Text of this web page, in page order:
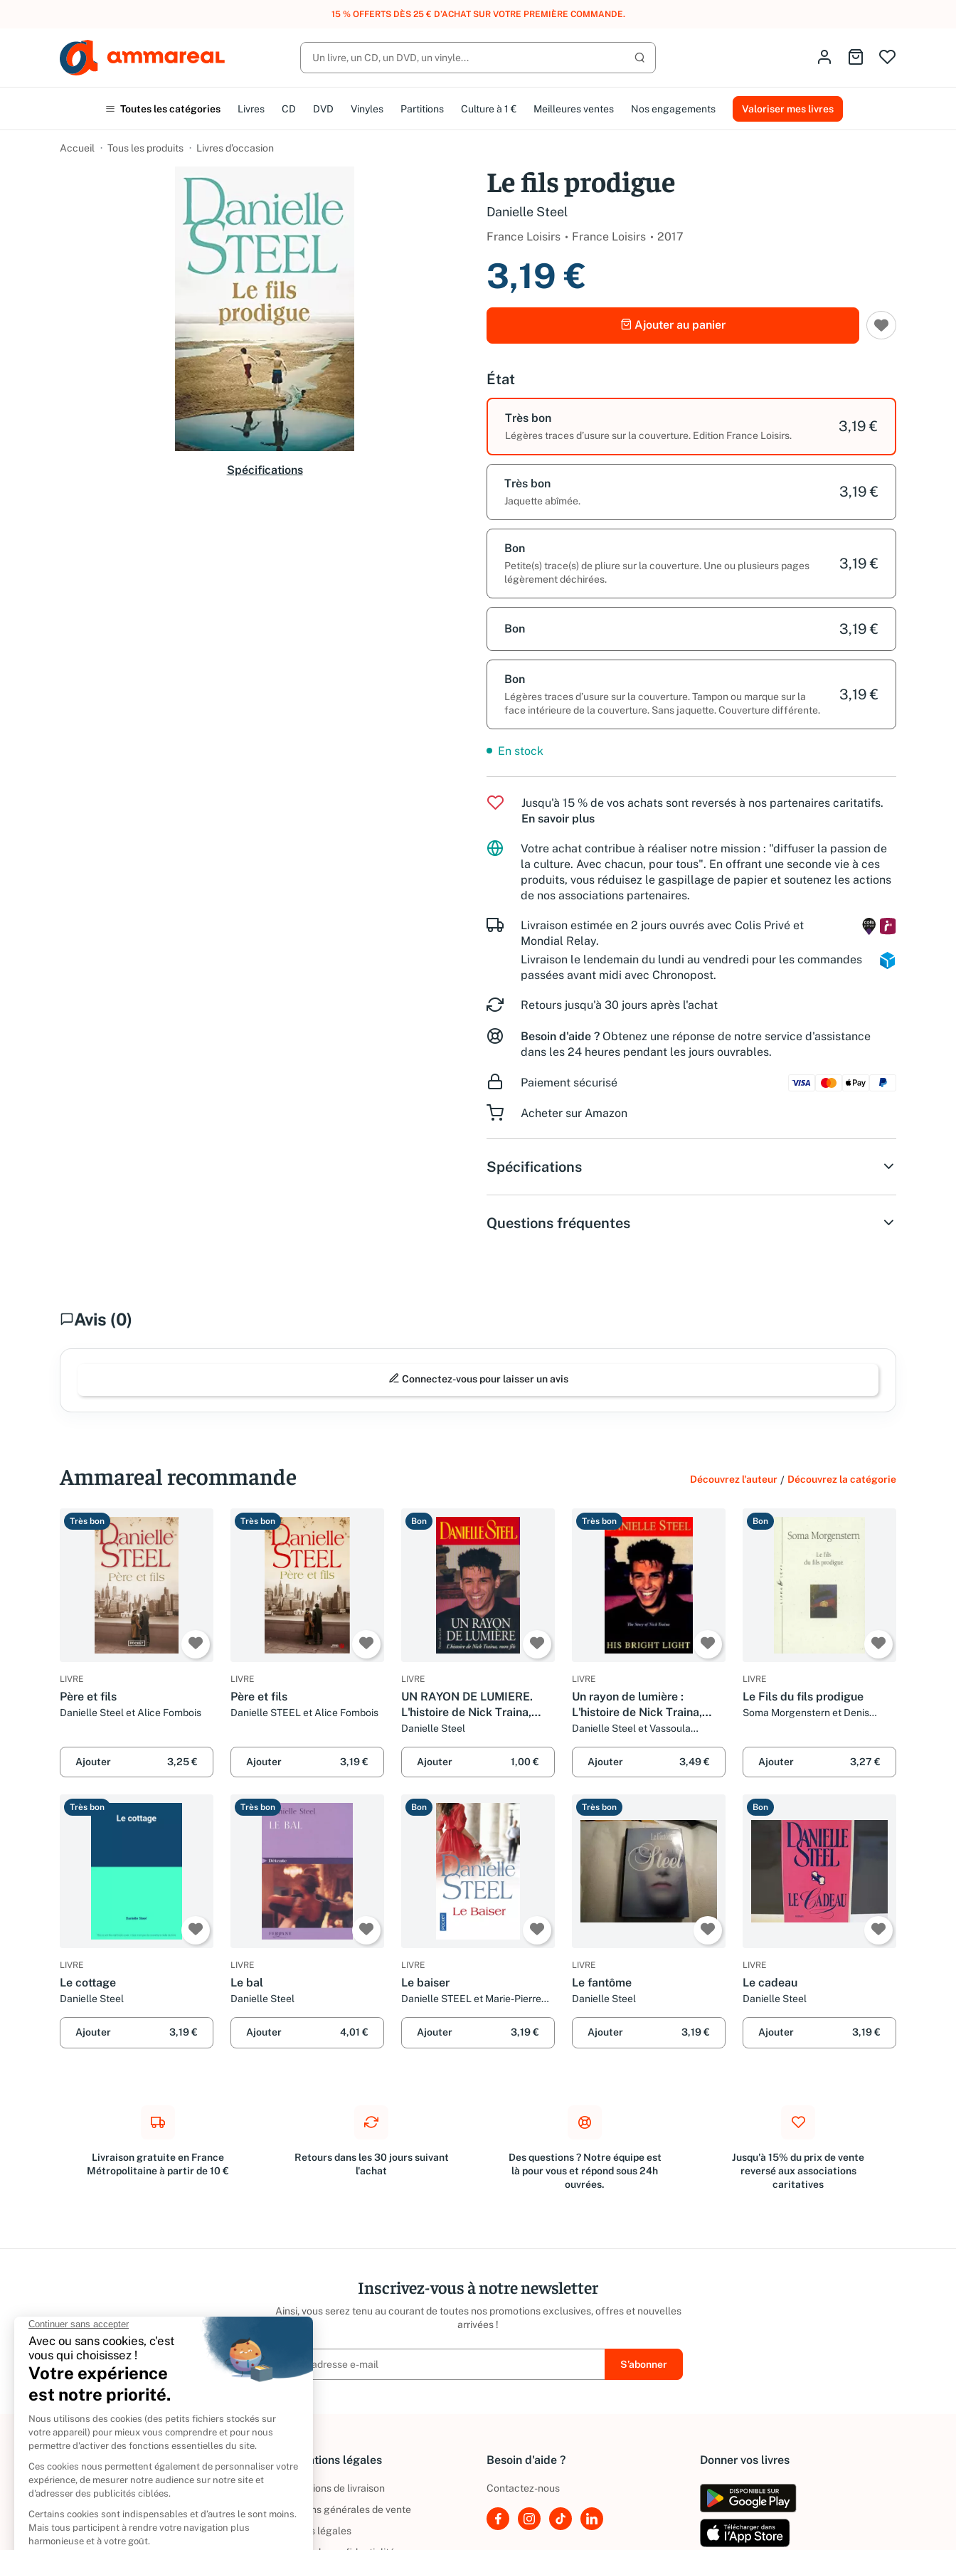
UN ACHAT, DES POINTS, DES RÉCOMPENSES :REJOIGNEZ GRATUITEMENT LE CLUB AMMAREAL.
Lancer la recherche
Identifiez-vousAller au panier
Toutes les catégories Livres CD DVD Vinyles Partitions Culture à 1 € Meilleures ventes Nos engagements Valoriser mes livres
Accueil Tous les produits Livres d’occasion
Spécifications
Le fils prodigue
Danielle Steel
France Loisirs France Loisirs 2017
3,19 €
Ajouter au panier
État
Très bon
Légères traces d’usure sur la couverture. Edition France Loisirs.
3,19 €
Très bon
Jaquette abîmée.
3,19 €
Bon
Petite(s) trace(s) de pliure sur la couverture. Une ou plusieurs pages
légèrement déchirées.
3,19 €
Bon 3,19 €
Bon
Légères traces d’usure sur la couverture. Tampon ou marque sur la
face intérieure de la couverture. Sans jaquette. Couverture différente.
3,19 €
En stock
Jusqu'à 15 % de vos achats sont reversés à nos partenaires caritatifs.
En savoir plus
Votre achat contribue à réaliser notre mission : "diffuser la passion de
la culture. Avec chacun, pour tous". En offrant une seconde vie à ces
produits, vous réduisez le gaspillage de papier et soutenez les actions
de nos associations partenaires.
Livraison estimée en 2 jours ouvrés avec Colis Privé et
Mondial Relay.
Livraison le lendemain du lundi au vendredi pour les commandes
passées avant midi avec Chronopost.
Retours jusqu'à 30 jours après l'achat
Besoin d'aide ? Obtenez une réponse de notre service d'assistance
dans les 24 heures pendant les jours ouvrables.
Paiement sécurisé
Acheter sur Amazon
Spécifications
Questions fréquentes
Avis (0)
Connectez-vous pour laisser un avis
Ammareal recommande Découvrez l'auteur / Découvrez la catégorie
Très bon
LIVRE
Père et fils
Danielle Steel et Alice Fombois
Ajouter 3,25 €
Très bon
LIVRE
Père et fils
Danielle STEEL et Alice Fombois
Ajouter 3,19 €
Bon
LIVRE
UN RAYON DE LUMIERE.
L'histoire de Nick Traina,
mon fils
Danielle Steel
Ajouter 1,00 €
Très bon
LIVRE
Un rayon de lumière :
L'histoire de Nick Traina,
mon fils
Danielle Steel et Vassoula
Ajouter
3,49 €
Bon
LIVRE
Le Fils du fils prodigue
Soma Morgenstern et Denis
Ajouter 3,27 €
Très bon
LIVRE
Le cottage
Danielle Steel
Ajouter 3,19 €
Très bon
LIVRE
Le bal
Danielle Steel
Ajouter 4,01 €
Bon
LIVRE
Le baiser
Danielle STEEL et Marie-Pierre
Ajouter
3,19 €
Très bon
LIVRE
Le fantôme
Danielle Steel
Ajouter 3,19 €
Bon
LIVRE
Le cadeau
Danielle Steel
Ajouter 3,19 €
Livraison gratuite en France
Métropolitaine à partir de 10 €
Retours dans les 30 jours suivant
l'achat
Des questions ? Notre équipe est
là pour vous et répond sous 24h
ouvrées.
Jusqu'à 15% du prix de vente
reversé aux associations
caritatives
Inscrivez-vous à notre newsletter
Ainsi, vous serez tenu au courant de toutes nos promotions exclusives, offres et nouvelles
arrivées !
À propos
Politique de retour
Reprendre vos livres
Qui sommes-nous ?
Informations légales
Informations de livraison
Conditions générales de vente
Mentions légales
Besoin d'aide ?
Contactez-nous
Donner vos livres